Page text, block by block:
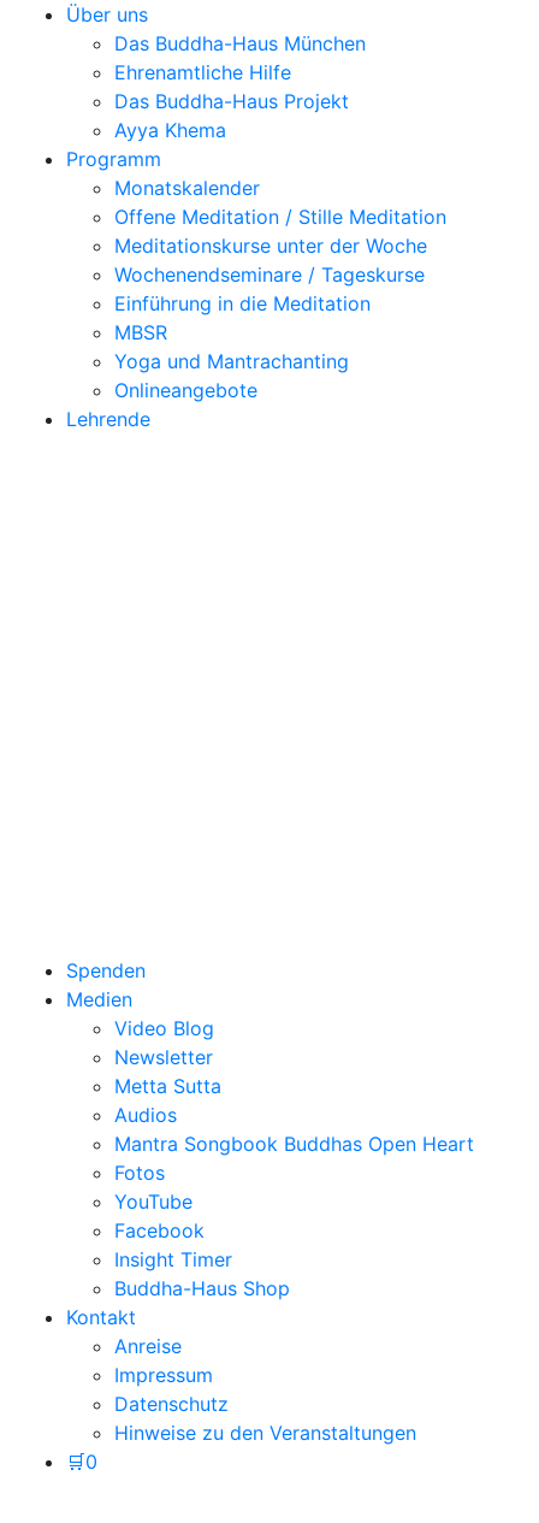
Über uns
Das Buddha-Haus München
Ehrenamtliche Hilfe
Das Buddha-Haus Projekt
Ayya Khema
Programm
Monatskalender
Offene Meditation / Stille Meditation
Meditationskurse unter der Woche
Wochenendseminare / Tageskurse
Einführung in die Meditation
MBSR
Yoga und Mantrachanting
Onlineangebote
Lehrende
Spenden
Medien
Video Blog
Newsletter
Metta Sutta
Audios
Mantra Songbook Buddhas Open Heart
Fotos
YouTube
Facebook
Insight Timer
Buddha-Haus Shop
Kontakt
Anreise
Impressum
Datenschutz
Hinweise zu den Veranstaltungen
🛒0